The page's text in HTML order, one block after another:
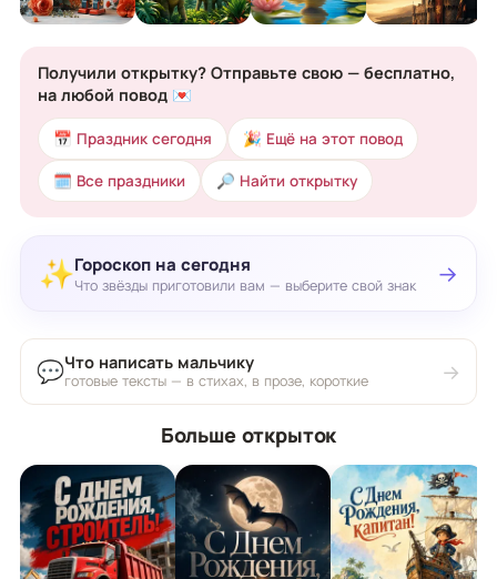
Получили открытку? Отправьте свою — бесплатно,
на любой повод 💌
📅 Праздник сегодня 🎉 Ещё на этот повод
🗓 Все праздники 🔎 Найти открытку
✨Гороскоп на сегодня
Что звёзды приготовили вам — выберите свой знак →
💬Что написать мальчику
готовые тексты — в стихах, в прозе, короткие →
Больше открыток